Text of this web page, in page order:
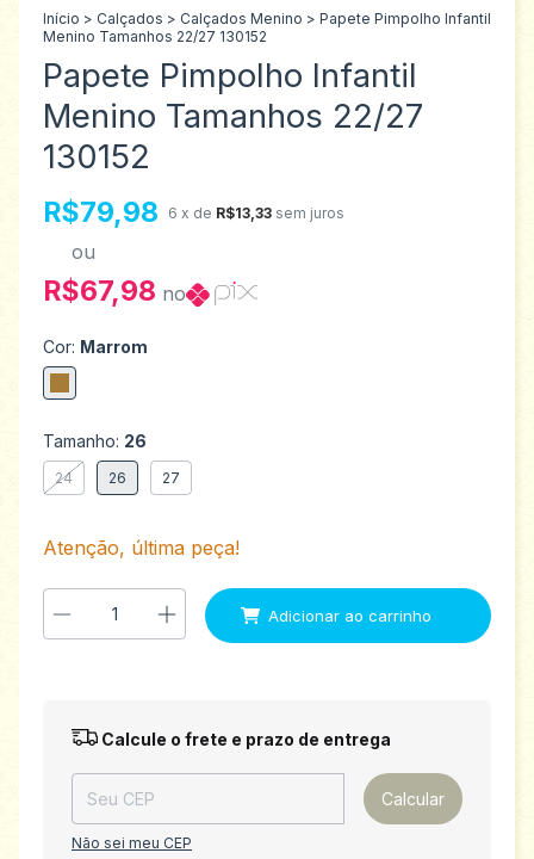
Início > Calçados > Calçados Menino > Papete Pimpolho Infantil
Menino Tamanhos 22/27 130152
Papete Pimpolho Infantil
Menino Tamanhos 22/27
130152
R$79,98 6 x de R$13,33 sem juros
ou
R$67,98 no
Cor: Marrom
Tamanho: 26
24 26 27
Atenção, última peça!
Entregas para o CEP: Alterar CEP
Calcule o frete e prazo de entrega
Calcular
Não sei meu CEP